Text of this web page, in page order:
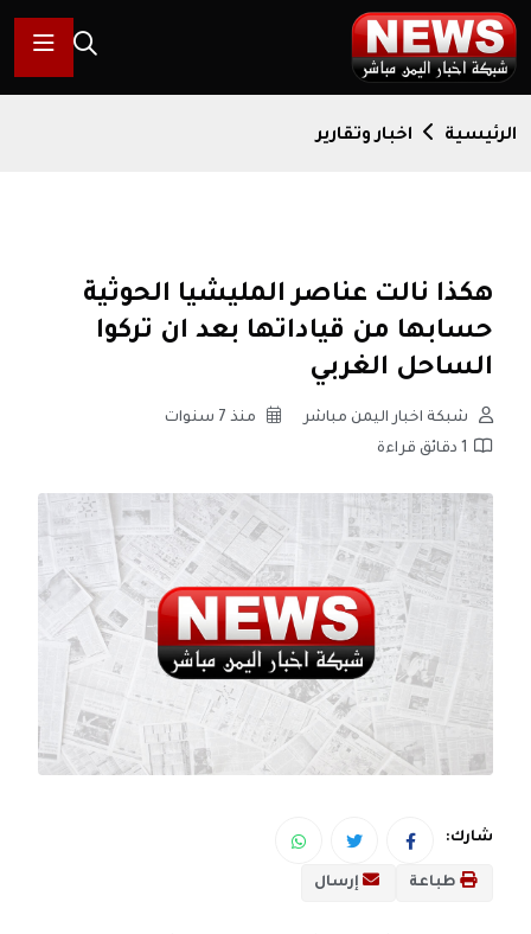
الرئيسية اخبار وتقارير
هكذا نالت عناصر المليشيا الحوثية
حسابها من قياداتها بعد ان تركوا
الساحل الغربي
شبكة اخبار اليمن مباشر
منذ 7 سنوات
1 دقائق قراءة
شارك:
طباعة إرسال